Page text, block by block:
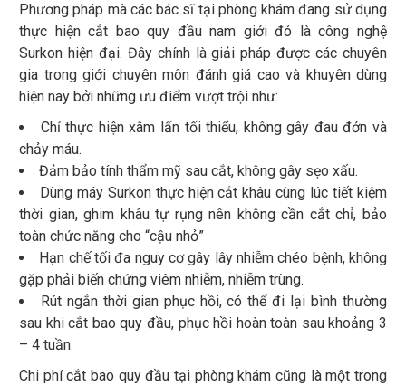
Phương pháp mà các bác sĩ tại phòng khám đang sử dụng
thực hiện cắt bao quy đầu nam giới đó là công nghệ
Surkon hiện đại. Đây chính là giải pháp được các chuyên
gia trong giới chuyên môn đánh giá cao và khuyên dùng
hiện nay bởi những ưu điểm vượt trội như:
Chỉ thực hiện xâm lấn tối thiểu, không gây đau đớn và
chảy máu.
Đảm bảo tính thẩm mỹ sau cắt, không gây sẹo xấu.
Dùng máy Surkon thực hiện cắt khâu cùng lúc tiết kiệm
thời gian, ghim khâu tự rụng nên không cần cắt chỉ, bảo
toàn chức năng cho “cậu nhỏ”
Hạn chế tối đa nguy cơ gây lây nhiễm chéo bệnh, không
gặp phải biến chứng viêm nhiễm, nhiễm trùng.
Rút ngắn thời gian phục hồi, có thể đi lại bình thường
sau khi cắt bao quy đầu, phục hồi hoàn toàn sau khoảng 3
– 4 tuần.
Chi phí cắt bao quy đầu tại phòng khám cũng là một trong